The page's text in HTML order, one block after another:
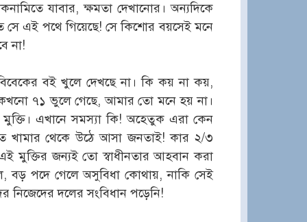
যাবার, ক্ষমতা দেখানোর। অন্যদিকে
সে এই পথে গিয়েছে! সে কিশোর বয়সেই মনে
না!
বই খুলে দেখছে না। কি কয় না কয়,
কখনো ৭১ ভুলে গেছে, আমার তো মনে হয় না।
এখানে সমস্যা কি! অহেতুক এরা কেন
খামার থেকে উঠে আসা জনতাই! কার ২/৩
জন্যই তো স্বাধীনতার আহবান করা
বড় পদে গেলে অসুবিধা কোথায়, নাকি সেই
নিজেদের দলের সংবিধান পড়েনি!